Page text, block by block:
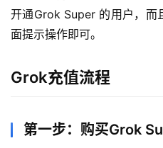
开通Grok Super 的用户，而
面提示操作即可。
Grok充值流程
第一步：购买Grok